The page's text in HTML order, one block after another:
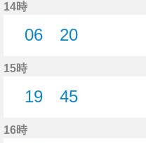
14時
06
20
15時
19
45
16時